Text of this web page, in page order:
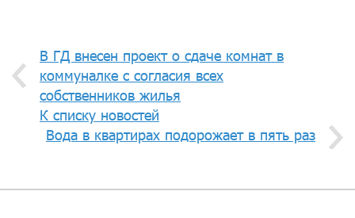
В ГД внесен проект о сдаче комнат в
коммуналке с согласия всех
собственников жилья
К списку новостей
Вода в квартирах подорожает в пять раз